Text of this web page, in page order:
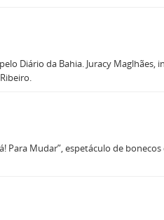
Diário da Bahia. Juracy Maglhães,
Para Mudar”, espetáculo de bonecos